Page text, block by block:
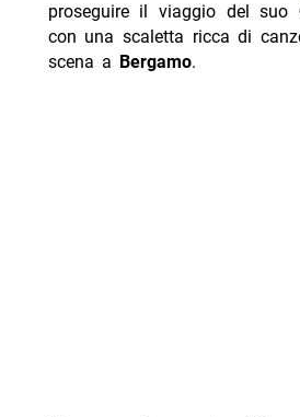
proseguire il viaggio del suo
con una scaletta ricca di
scena a Bergamo.